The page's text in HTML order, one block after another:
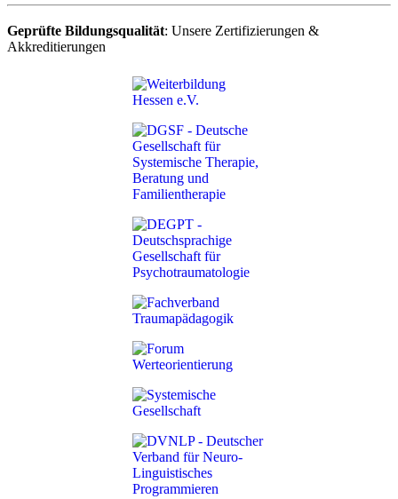
Geprüfte Bildungsqualität: Unsere Zertifizierungen &
Akkreditierungen